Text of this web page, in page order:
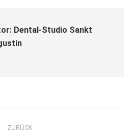
Dental-Studio Sankt
ZURÜCK